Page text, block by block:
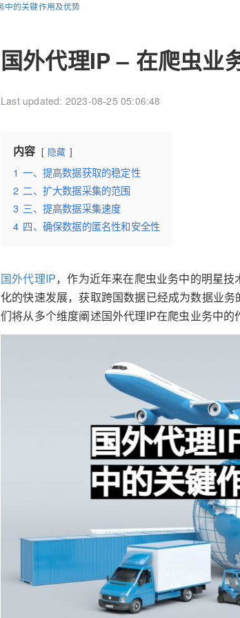
中的关键作用及优势
国外代理IP – 在爬虫业
Last updated: 2023-08-25 05:06:48
内容 隐藏
1 一、提高数据获取的稳定性
2 二、扩大数据采集的范围
3 三、提高数据采集速度
4 四、确保数据的匿名性和安全性
国外代理IP，作为近年来在爬虫业务中的明星
化的快速发展，获取跨国数据已经成为数据业
们将从多个维度阐述国外代理IP在爬虫业务中的